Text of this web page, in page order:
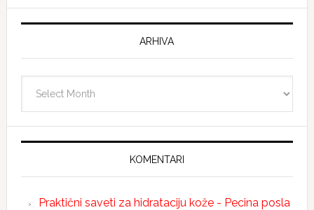
ARHIVA
KOMENTARI
Praktični saveti za hidrataciju kože - Pecina posla